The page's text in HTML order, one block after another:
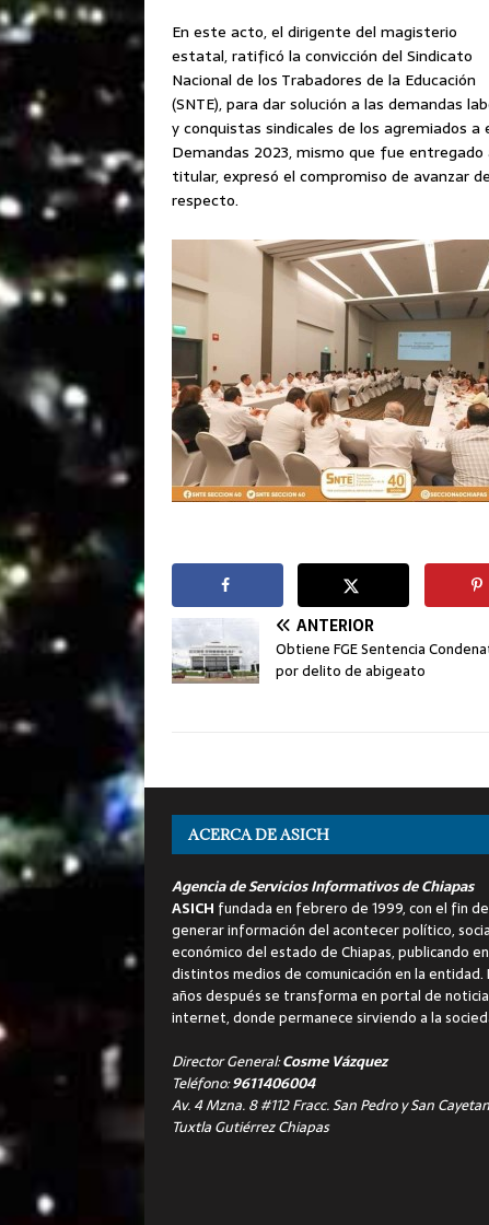
En este acto, el dirigente del magisterio
estatal, ratificó la convicción del Sindicato
Nacional de los Trabadores de la Educación
(SNTE), para dar solución a las demandas
y conquistas sindicales de los agremiados
Demandas 2023, mismo que fue
titular, expresó el compromiso de avanzar
respecto.
ANTERIOR
Obtiene FGE Sentencia
por delito de abigeato
ACERCA DE ASICH
Agencia de Servicios Informativos de Chiapas
ASICH fundada en febrero de 1999, con el fin de
generar información del acontecer político,
económico del estado de Chiapas, publicando
distintos medios de comunicación en la entidad.
años después se transforma en portal de
internet, donde permanece sirviendo a la
Director General:Cosme Vázquez
Teléfono:9611406004
Av. 4 Mzna. 8 #112 Fracc. San Pedro y San
Tuxtla Gutiérrez Chiapas